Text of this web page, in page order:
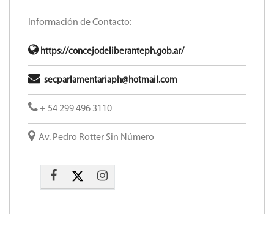
Información de Contacto:
https://concejodeliberanteph.gob.ar/
secparlamentariaph@hotmail.com
+ 54 299 496 3110
Av. Pedro Rotter Sin Número